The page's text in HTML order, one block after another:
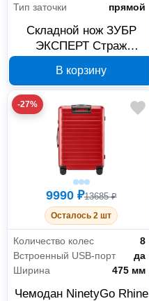
Тип заточки
прямой
Складной нож ЗУБР
ЭКСПЕРТ Страж
В корзину
-27%
9990 ₽13685 ₽
Осталось 2 шт
Количество колес
8
Встроенный USB-порт
да
Ширина
475 мм
Чемодан NinetyGo Rhine